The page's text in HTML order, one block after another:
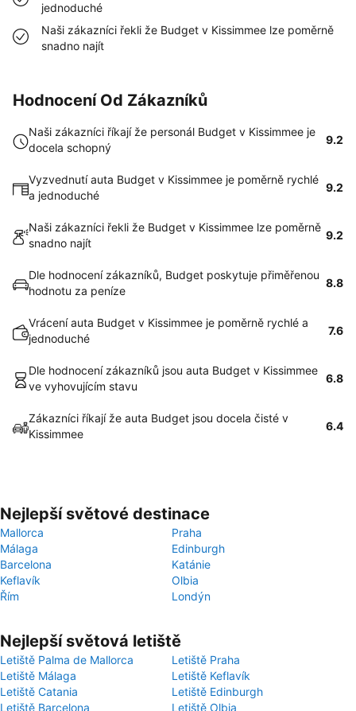
jednoduché
Naši zákazníci řekli že Budget v Kissimmee lze poměrně
snadno najít
Hodnocení Od Zákazníků
Naši zákazníci říkají že personál Budget v Kissimmee je
docela schopný
9.2
Vyzvednutí auta Budget v Kissimmee je poměrně rychlé
a jednoduché
9.2
Naši zákazníci řekli že Budget v Kissimmee lze poměrně
snadno najít
9.2
Dle hodnocení zákazníků, Budget poskytuje přiměřenou
hodnotu za peníze
8.8
Vrácení auta Budget v Kissimmee je poměrně rychlé a
jednoduché
7.6
Dle hodnocení zákazníků jsou auta Budget v Kissimmee
ve vyhovujícím stavu
6.8
Zákazníci říkají že auta Budget jsou docela čisté v
Kissimmee
6.4
Nejlepší světové destinace
Mallorca
Praha
Málaga
Edinburgh
Barcelona
Katánie
Keflavík
Olbia
Řím
Londýn
Nejlepší světová letiště
Letiště Palma de Mallorca
Letiště Praha
Letiště Málaga
Letiště Keflavík
Letiště Catania
Letiště Edinburgh
Letiště Barcelona
Letiště Olbia